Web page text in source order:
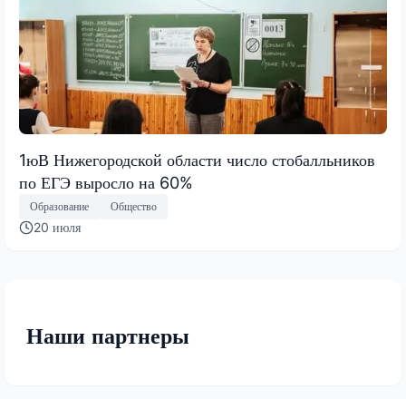
1юВ Нижегородской области число стобалльников
по ЕГЭ выросло на 60%
Образование Общество
20 июля
Наши партнеры